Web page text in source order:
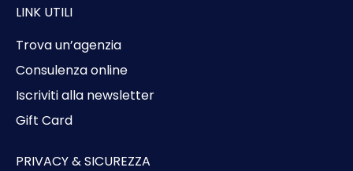
LINK UTILI
Trova un’agenzia
Consulenza online
Iscriviti alla newsletter
Gift Card
PRIVACY & SICUREZZA